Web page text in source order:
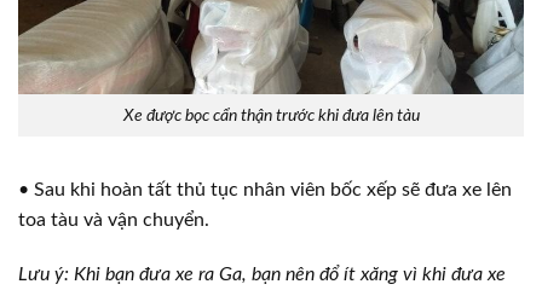
Xe được bọc cẩn thận trước khi đưa lên tàu
• Sau khi hoàn tất thủ tục nhân viên bốc xếp sẽ đưa xe lên
toa tàu và vận chuyển.
Lưu ý: Khi bạn đưa xe ra Ga, bạn nên đổ ít xăng vì khi đưa xe